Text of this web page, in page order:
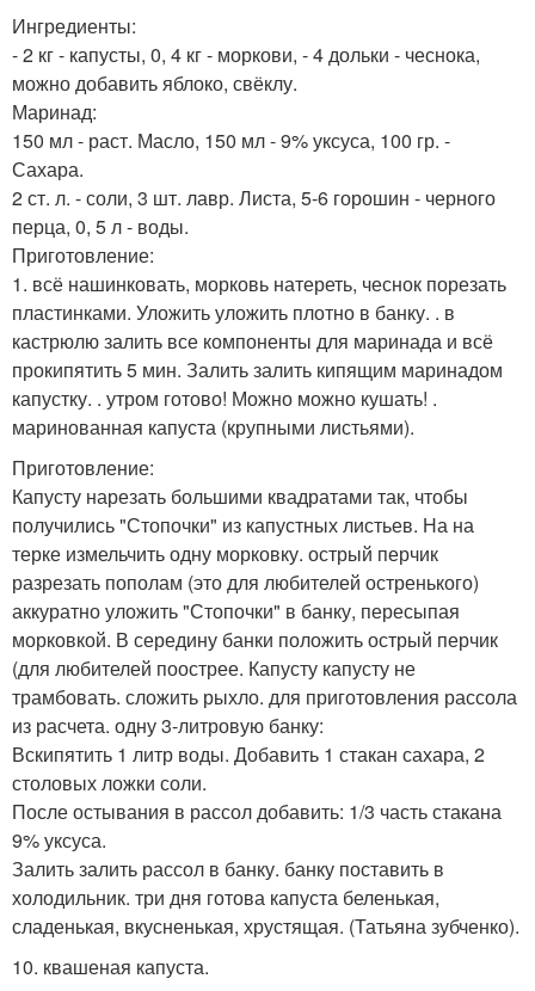
Ингредиенты:
- 2 кг - капусты, 0, 4 кг - моркови, - 4 дольки - чеснока,
можно добавить яблоко, свёклу.
Маринад:
150 мл - раст. Масло, 150 мл - 9% уксуса, 100 гр. -
Сахара.
2 ст. л. - соли, 3 шт. лавр. Листа, 5-6 горошин - черного
перца, 0, 5 л - воды.
Приготовление:
1. всё нашинковать, морковь натереть, чеснок порезать
пластинками. Уложить уложить плотно в банку. . в
кастрюлю залить все компоненты для маринада и всё
прокипятить 5 мин. Залить залить кипящим маринадом
капустку. . утром готово! Можно можно кушать! .
маринованная капуста (крупными листьями).
Приготовление:
Капусту нарезать большими квадратами так, чтобы
получились "Стопочки" из капустных листьев. На на
терке измельчить одну морковку. острый перчик
разрезать пополам (это для любителей остренького)
аккуратно уложить "Стопочки" в банку, пересыпая
морковкой. В середину банки положить острый перчик
(для любителей поострее. Капусту капусту не
трамбовать. сложить рыхло. для приготовления рассола
из расчета. одну 3-литровую банку:
Вскипятить 1 литр воды. Добавить 1 стакан сахара, 2
столовых ложки соли.
После остывания в рассол добавить: 1/3 часть стакана
9% уксуса.
Залить залить рассол в банку. банку поставить в
холодильник. три дня готова капуста беленькая,
сладенькая, вкусненькая, хрустящая. (Татьяна зубченко).
10. квашеная капуста.